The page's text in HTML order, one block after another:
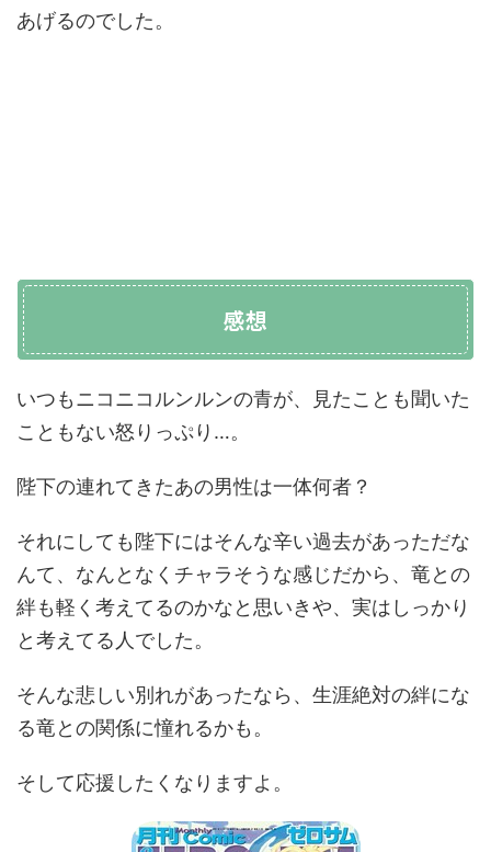
あげるのでした。
感想
いつもニコニコルンルンの青が、見たことも聞いた
こともない怒りっぷり…。
陛下の連れてきたあの男性は一体何者？
それにしても陛下にはそんな辛い過去があっただな
んて、なんとなくチャラそうな感じだから、竜との
絆も軽く考えてるのかなと思いきや、実はしっかり
と考えてる人でした。
そんな悲しい別れがあったなら、生涯絶対の絆にな
る竜との関係に憧れるかも。
そして応援したくなりますよ。